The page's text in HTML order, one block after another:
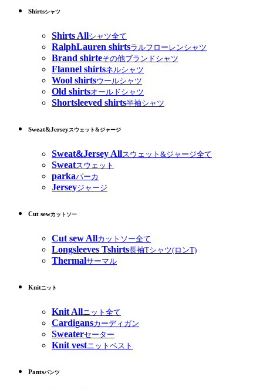
Shirtsシャツ
Shirts Allシャツ全て
RalphLauren shirtsラルフローレンシャツ
Brand shirteその他ブランドシャツ
Flannel shirtsネルシャツ
Wool shirtsウールシャツ
Old shirtsオールドシャツ
Shortsleeved shirts半袖シャツ
Sweat&Jerseyスウェット&ジャージ
Sweat&Jersey Allスウェット&ジャージ全て
Sweatスウェット
parkaパーカ
Jerseyジャージ
Cut sewカットソー
Cut sew Allカットソー全て
Longsleeves Tshirts長袖Tシャツ(ロンT)
Thermalサーマル
Knitニット
Knit Allニット全て
Cardigansカーディガン
Sweaterセーター
Knit vestニットベスト
Pantsパンツ